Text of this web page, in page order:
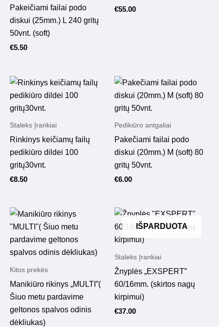
Pakeičiami failai podo
diskui (25mm.) L 240 gritų
50vnt. (soft)
€5.50
€55.00
Staleks Įrankiai
Rinkinys keičiamų failų
pedikiūro dildei 100
gritų30vnt.
€8.50
Pedikiūro antgaliai
Pakečiami failai podo
diskui (20mm.) M (soft) 80
gritų 50vnt.
€6.00
Kitos prekės
Manikiūro rikinys „MULTI”(
Šiuo metu pardavime
geltonos spalvos odinis
dėkliukas)
IŠPARDUOTA
Staleks Įrankiai
Žnyplės „EXSPERT”
60/16mm. (skirtos nagų
kirpimui)
€37.00